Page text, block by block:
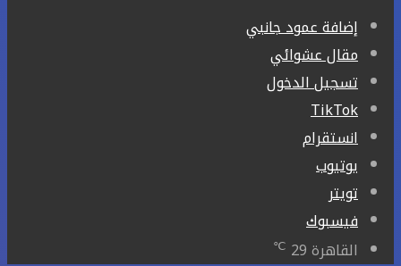
إضافة عمود جانبي
مقال عشوائي
تسجيل الدخول
‫TikTok
انستقرام
يوتيوب
تويتر
فيسبوك
القاهرة29
℃